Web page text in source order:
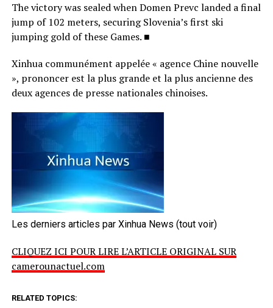
The victory was sealed when Domen Prevc landed a final
jump of 102 meters, securing Slovenia’s first ski
jumping gold of these Games. ■
Xinhua communément appelée « agence Chine nouvelle
», prononcer est la plus grande et la plus ancienne des
deux agences de presse nationales chinoises.
Les derniers articles par Xinhua News (tout voir)
CLIQUEZ ICI POUR LIRE L’ARTICLE ORIGINAL SUR
camerounactuel.com
RELATED TOPICS: